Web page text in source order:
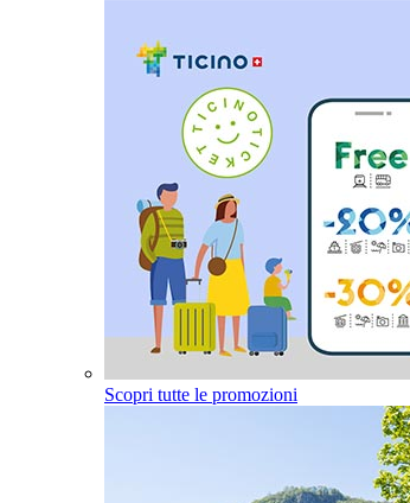
Scopri tutte le promozioni